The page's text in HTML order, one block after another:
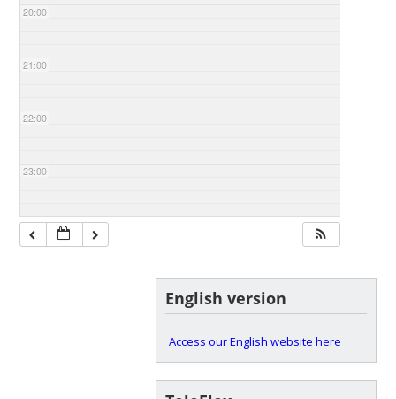
20:00
21:00
22:00
23:00
English version
Access our English website here